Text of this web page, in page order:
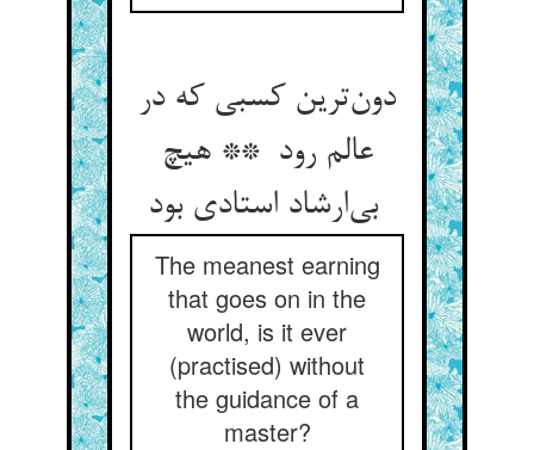
دون‌ترین کسبی که در
عالم رود ** هیچ
بی‌ارشاد استادی بود
The meanest earning
that goes on in the
world, is it ever
(practised) without
the guidance of a
master?